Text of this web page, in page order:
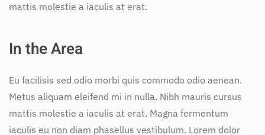
mattis molestie a iaculis at erat.
In the Area
Eu facilisis sed odio morbi quis commodo odio aenean.
Metus aliquam eleifend mi in nulla. Nibh mauris cursus
mattis molestie a iaculis at erat. Magna fermentum
iaculis eu non diam phasellus vestibulum. Lorem dolor